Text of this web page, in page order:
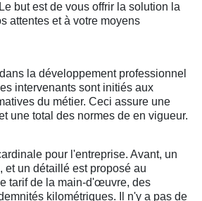
but est de vous offrir la solution la
attentes et à votre moyens
la développement professionnel
intervenants sont initiés aux
du métier. Ceci assure une
une total des normes de en vigueur.
pour l'entreprise. Avant, un
et un détaillé est proposé au
tarif de la main-d'œuvre, des
kilométriques. Il n'y a pas de